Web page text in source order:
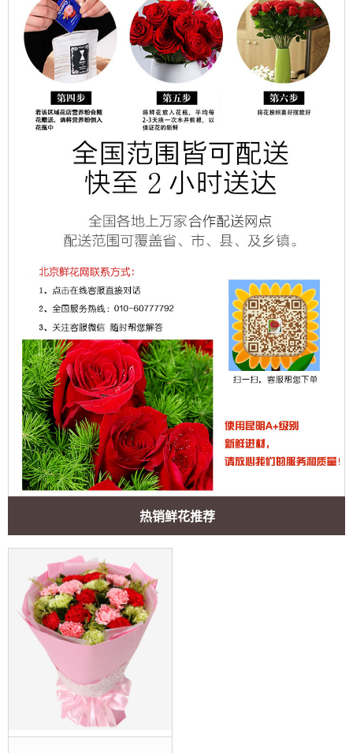
热销鲜花推荐